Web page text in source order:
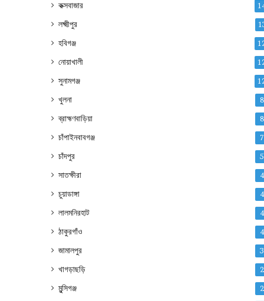
কক্সবাজার
লক্ষ্মীপুর
হবিগঞ্জ
নোয়াখালী
সুনামগঞ্জ
খুলনা 8
ব্রাহ্মণবাড়িয়া 8
চাঁপাইনবাবগঞ্জ 7
চাঁদপুর 5
সাতক্ষীরা 4
চুয়াডাঙ্গা 4
লালমনিরহাট 4
ঠাকুরগাঁও 4
জামালপুর 3
খাগড়াছড়ি 2
মুন্সিগঞ্জ 2